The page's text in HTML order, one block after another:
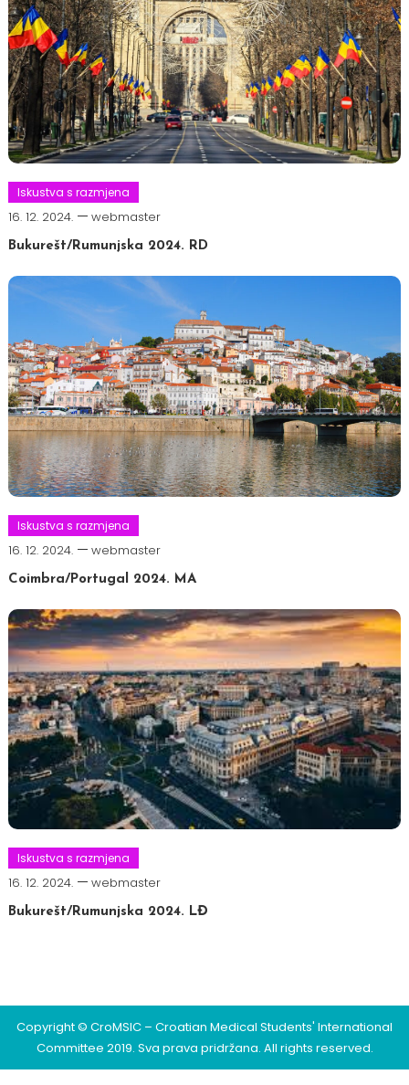
Iskustva s razmjena
16. 12. 2024. webmaster
Bukurešt/Rumunjska 2024. RD
Iskustva s razmjena
16. 12. 2024. webmaster
Coimbra/Portugal 2024. MA
Iskustva s razmjena
16. 12. 2024. webmaster
Bukurešt/Rumunjska 2024. LĐ
Copyright © CroMSIC – Croatian Medical Students' International
Committee 2019. Sva prava pridržana. All rights reserved.